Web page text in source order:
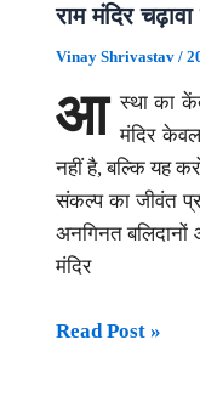
राम मंदिर
Vinay Shrivastav /
आ स्था का
मंदिर
नहीं है, बल्कि यह
संकल्प का जीवंत
अनगिनत बलिदानों
मंदिर
क्या
Read Post »